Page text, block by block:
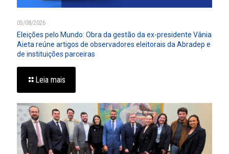
05/08/2026
Eleições pelo Mundo: Obra da gestão da ex-presidente Vânia
Aieta reúne artigos de observadores eleitorais da Abradep e
de instituições parceiras
Leia mais